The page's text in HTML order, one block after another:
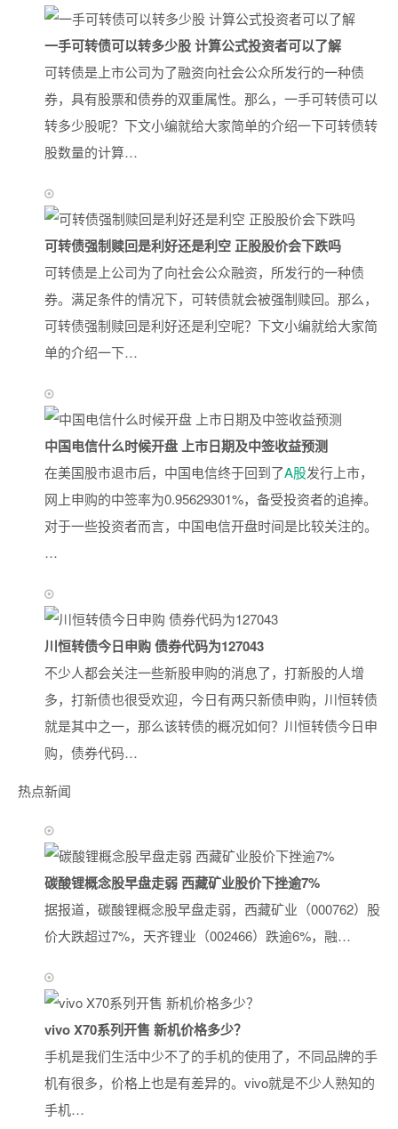
一手可转债可以转多少股 计算公式投资者可以了解
可转债是上市公司为了融资向社会公众所发行的一种债
券，具有股票和债券的双重属性。那么，一手可转债可以
转多少股呢？下文小编就给大家简单的介绍一下可转债转
股数量的计算…
可转债强制赎回是利好还是利空 正股股价会下跌吗
可转债是上公司为了向社会公众融资，所发行的一种债
券。满足条件的情况下，可转债就会被强制赎回。那么，
可转债强制赎回是利好还是利空呢？下文小编就给大家简
单的介绍一下…
中国电信什么时候开盘 上市日期及中签收益预测
在美国股市退市后，中国电信终于回到了A股发行上市，
网上申购的中签率为0.95629301%，备受投资者的追捧。
对于一些投资者而言，中国电信开盘时间是比较关注的。
…
川恒转债今日申购 债券代码为127043
不少人都会关注一些新股申购的消息了，打新股的人增
多，打新债也很受欢迎，今日有两只新债申购，川恒转债
就是其中之一，那么该转债的概况如何？川恒转债今日申
购，债券代码…
热点新闻
碳酸锂概念股早盘走弱 西藏矿业股价下挫逾7%
据报道，碳酸锂概念股早盘走弱，西藏矿业（000762）股
价大跌超过7%，天齐锂业（002466）跌逾6%，融…
vivo X70系列开售 新机价格多少？
手机是我们生活中少不了的手机的使用了，不同品牌的手
机有很多，价格上也是有差异的。vivo就是不少人熟知的
手机…